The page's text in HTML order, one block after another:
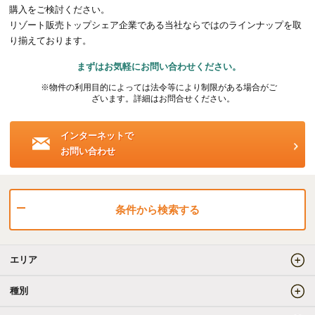
購入をご検討ください。
リゾート販売トップシェア企業である当社ならではのラインナップを取
り揃えております。
まずはお気軽にお問い合わせください。
※物件の利用目的によっては法令等により制限がある場合がご
ざいます。詳細はお問合せください。
インターネットで
お問い合わせ
条件から検索する
エリア
種別
海外事業（ハワイ）
海外事業（フィリピン）
査定をしてほしい
売却方法等について相談したい
仲介でのご売却とは